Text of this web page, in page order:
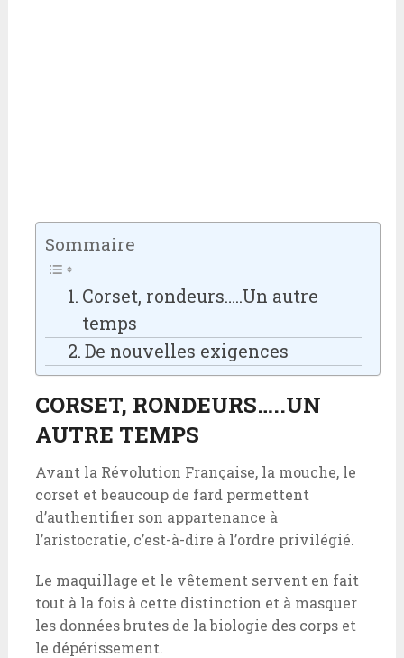
Sommaire
Corset, rondeurs…..Un autre
temps
De nouvelles exigences
CORSET, RONDEURS…..UN
AUTRE TEMPS
Avant la Révolution Française, la mouche, le
corset et beaucoup de fard permettent
d’authentifier son appartenance à
l’aristocratie, c’est-à-dire à l’ordre privilégié.
Le maquillage et le vêtement servent en fait
tout à la fois à cette distinction et à masquer
les données brutes de la biologie des corps et
le dépérissement.